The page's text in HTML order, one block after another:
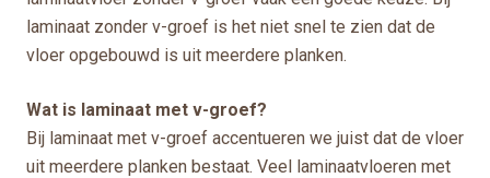
laminaat zonder v-groef is het niet snel te zien dat de
vloer opgebouwd is uit meerdere planken.
Wat is laminaat met v-groef?
Bij laminaat met v-groef accentueren we juist dat de vloer
uit meerdere planken bestaat. Veel laminaatvloeren met